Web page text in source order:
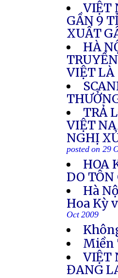
VIỆT
GẦN 9
XUẤT
HÀ
VIỆT
TRẢ
VIỆT
NGHỊ
posted on 29
HOA
DO
Hà
Hoa Kỳ
Oct 2009
Miền
VIỆT
ĐANG